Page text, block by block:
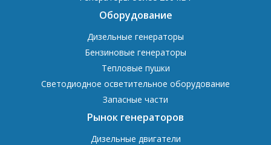
Оборудование
Дизельные генераторы
Бензиновые генераторы
Тепловые пушки
Светодиодное осветительное оборудование
Запасные части
Рынок генераторов
Дизельные двигатели